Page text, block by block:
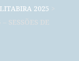
2025 >
SESSÕES DE